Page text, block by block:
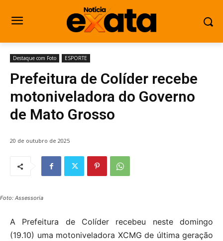
Destaque com Foto ESPORTE
Prefeitura de Colíder recebe
motoniveladora do Governo
de Mato Grosso
20 de outubro de 2025
Foto: Assessoria
A Prefeitura de Colíder recebeu neste domingo
(19.10) uma motoniveladora XCMG de última geração